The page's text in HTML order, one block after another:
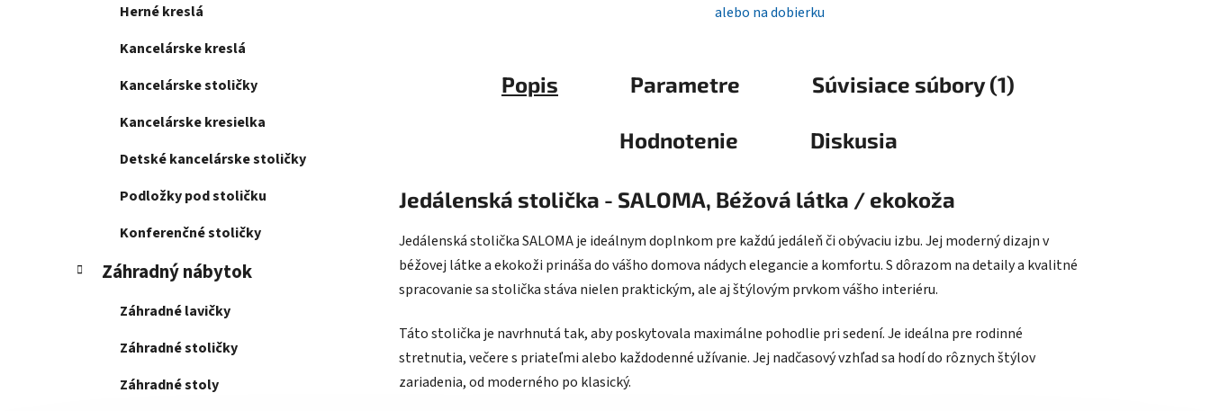
Herné kreslá
Kancelárske kreslá
Kancelárske stoličky
Kancelárske kresielka
Detské kancelárske stoličky
Podložky pod stoličku
Konferenčné stoličky
Záhradný nábytok
Záhradné lavičky
Záhradné stoličky
Záhradné stoly
alebo na dobierku
Popis Parametre Súvisiace súbory (1)
Hodnotenie Diskusia
Jedálenská stolička - SALOMA, Béžová látka / ekokoža
Jedálenská stolička SALOMA je ideálnym doplnkom pre každú jedáleň či obývaciu izbu. Jej moderný dizajn v
béžovej látke a ekokoži prináša do vášho domova nádych elegancie a komfortu. S dôrazom na detaily a kvalitné
spracovanie sa stolička stáva nielen praktickým, ale aj štýlovým prvkom vášho interiéru.
Táto stolička je navrhnutá tak, aby poskytovala maximálne pohodlie pri sedení. Je ideálna pre rodinné
stretnutia, večere s priateľmi alebo každodenné užívanie. Jej nadčasový vzhľad sa hodí do rôznych štýlov
zariadenia, od moderného po klasický.